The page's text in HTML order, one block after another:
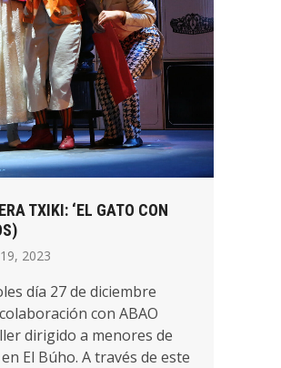
TXIKI: ‘EL GATO CON
2023
día 27 de diciembre
con ABAO
dirigido a menores de
El Búho. A través de este